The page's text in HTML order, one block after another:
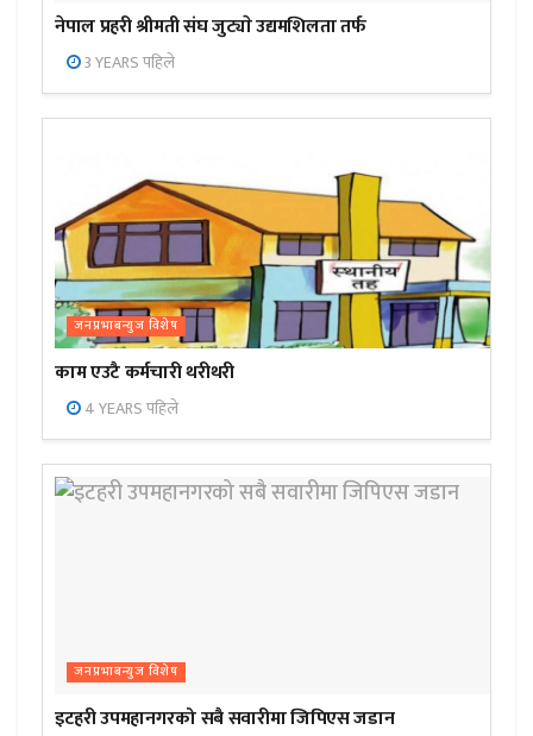
नेपाल प्रहरी श्रीमती संघ जुट्याे उद्यमशिलता तर्फ
3 YEARS पहिले
जनप्रभाबन्युज विशेष
काम एउटै कर्मचारी थरीथरी
4 YEARS पहिले
जनप्रभाबन्युज विशेष
इटहरी उपमहानगरको सबै सवारीमा जिपिएस जडान